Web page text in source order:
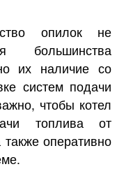
опилок не
большинства
их наличие со
систем подачи
чтобы котел
топлива от
оперативно